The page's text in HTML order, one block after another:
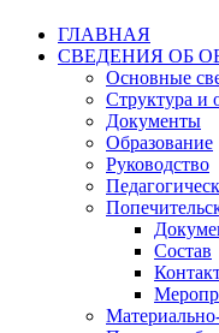
ГЛАВНАЯ
СВЕДЕНИЯ ОБ
Основные
Структура и
Документы
Образование
Руководство
Состав